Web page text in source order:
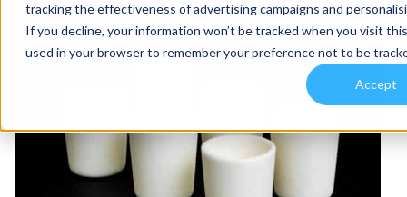
tracking the effectiveness of advertising campaigns and
If you decline, your information won’t be tracked when you visit
used in your browser to remember your preference not to be
Accept